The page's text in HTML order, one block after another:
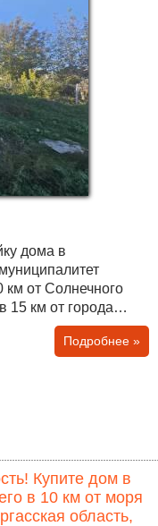
дома в
от Солнечного
15 км от города
Дом
госстандарту (на
на
двор 711 м 2 .
дороге....
Подробнее »
Купите дом в
в 10 км от моря
область,